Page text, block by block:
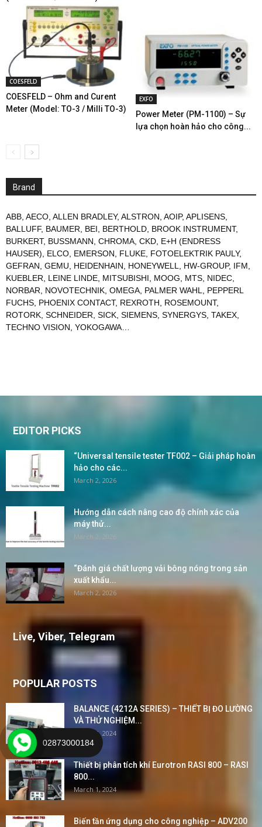
COESFELD
COESFELD – Ohm and Curent
Meter (Model: TO-3 / Milli TO-3)
EXFO
Power Meter (PM-1100) – Sự
lựa chọn hoàn hảo cho công...
Brand
ABB AECO ALLEN BRADLEY, ALSTRON AOIP, APLISENS
BALLUFF, BAUMER BEI BERTHOLD BROOK INSTRUMENT,
BURKERT, BUSSMANN CHROMA CKD E+H (ENDRESS
HAUSER)
ELCO EMERSON FLUKE FOTOELEKTRIK PAULY,
GEFRAN GEMU HEIDENHAIN HONEYWELL HW-GROUP, IFM
KUEBLER
LEINE LINDE MITSUBISHI MOOG MTS NIDEC
NORBAR
NOVOTECHNIK OMEGA PALMER WAHL
PEPPERL
FUCHS PHOENIX CONTACT, REXROTH ROSEMOUNT,
ROTORK SCHNEIDER SICK SIEMENS SYNERGYS TAKEX
TECHNO VISION YOKOGAWA
EDITOR PICKS
“Universal tensile tester TF002 – Giải pháp hoàn
hảo cho các...
March 2, 2026
Hướng dẫn cách nâng cao độ chính xác của
máy thử...
March 2, 2026
“Đánh giá chất lượng vải bông nóng trong sản
xuất khẩu...
March 2, 2026
Live, Viber, Telegram
POPULAR POSTS
BALANCE (4212A SERIES) – THIẾT BỊ ĐO LƯỜNG
VÀ THỬ NGHIỆM...
March 2, 2024
Thiết bị phân tích khí Eurotron RASI 800 – RASI
800...
March 1, 2024
Biến tần ứng dụng cho công nghiệp – ADV200
02873000184